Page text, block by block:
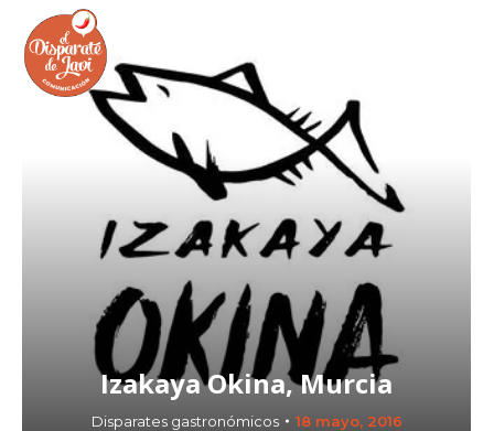
Izakaya Okina, Murcia
Disparates gastronómicos 18 mayo, 2016